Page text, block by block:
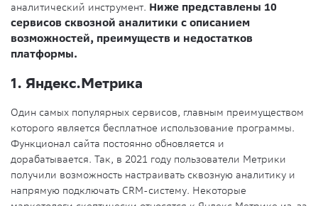
аналитический инструмент. Ниже представлены 10
сервисов сквозной аналитики с описанием
возможностей, преимуществ и недостатков
платформы.
1. Яндекс.Метрика
Один самых популярных сервисов, главным преимуществом
которого является бесплатное использование программы.
Функционал сайта постоянно обновляется и
дорабатывается. Так, в 2021 году пользователи Метрики
получили возможность настраивать сквозную аналитику и
напрямую подключать CRM-систему. Некоторые